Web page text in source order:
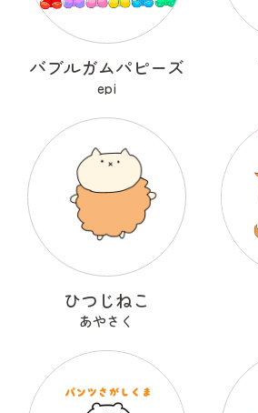
バブルガムパピーズ
epi
ひつじねこ
あやさく